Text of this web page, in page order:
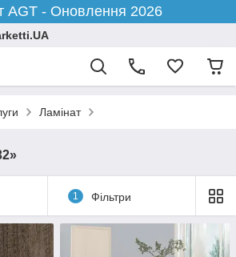
AGT - Оновлення 2026
Ламінат
1 Фільтри